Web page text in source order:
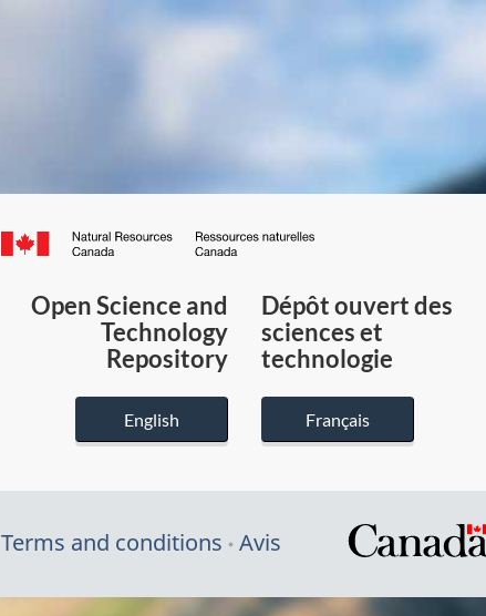
Canada.ca
du
Canada
Open Science and
Technology
Repository
English
Dépôt ouvert des
sciences et
technologie
Français
Terms and conditions Avis